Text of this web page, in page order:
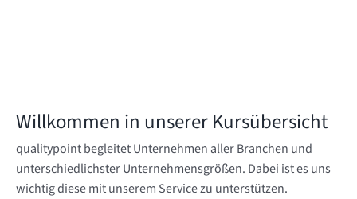
Willkommen in unserer Kursübersicht
qualitypoint begleitet Unternehmen aller Branchen und
unterschiedlichster Unternehmensgrößen. Dabei ist es uns
wichtig diese mit unserem Service zu unterstützen.